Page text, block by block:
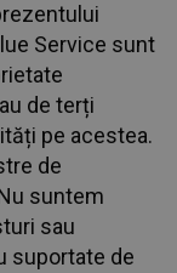
Service sunt
de terți
pe acestea.
de
suntem
sau
suportate de